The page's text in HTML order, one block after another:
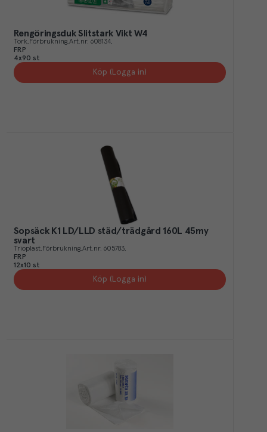
Rengöringsduk Slitstark Vikt W4
Tork Förbrukning Art.nr. 608134
FRP
4x90 st
Köp (Logga in)
Sopsäck K1 LD/LLD städ/trädgård 160L 45my
svart
Trioplast Förbrukning Art.nr. 605783
FRP
12x10 st
Köp (Logga in)